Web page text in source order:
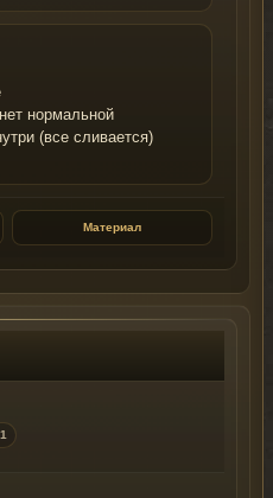
нормальной
(все сливается)
Материал